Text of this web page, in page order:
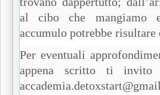
al cibo che mangiamo
accumulo potrebbe
Per eventuali
appena scritto ti invito